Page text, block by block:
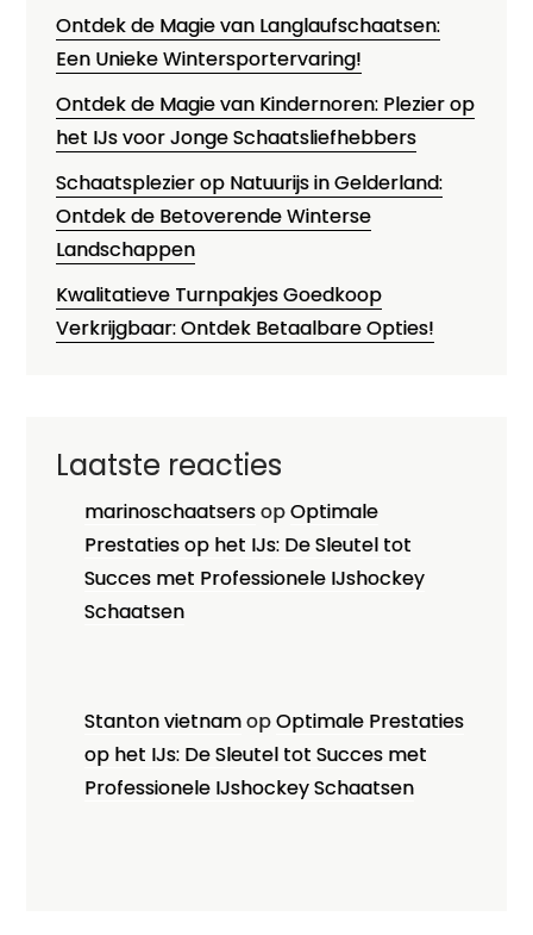
Ontdek de Magie van Langlaufschaatsen:
Een Unieke Wintersportervaring!
Ontdek de Magie van Kindernoren: Plezier op
het IJs voor Jonge Schaatsliefhebbers
Schaatsplezier op Natuurijs in Gelderland:
Ontdek de Betoverende Winterse
Landschappen
Kwalitatieve Turnpakjes Goedkoop
Verkrijgbaar: Ontdek Betaalbare Opties!
Laatste reacties
marinoschaatsersopOptimale
Prestaties op het IJs: De Sleutel tot
Succes met Professionele IJshockey
Schaatsen
Stanton vietnamopOptimale Prestaties
op het IJs: De Sleutel tot Succes met
Professionele IJshockey Schaatsen